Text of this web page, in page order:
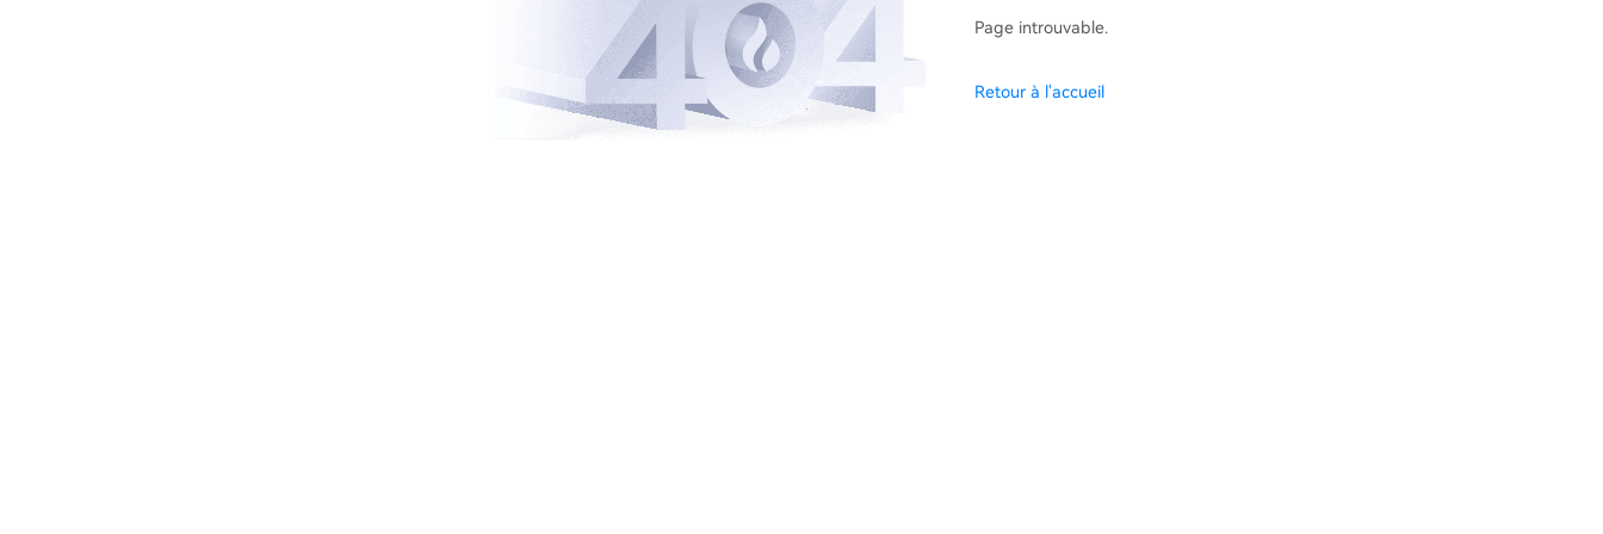
Page introuvable.
Retour à l'accueil